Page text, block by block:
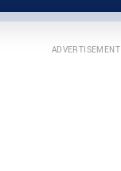
ADVERTISEMENT